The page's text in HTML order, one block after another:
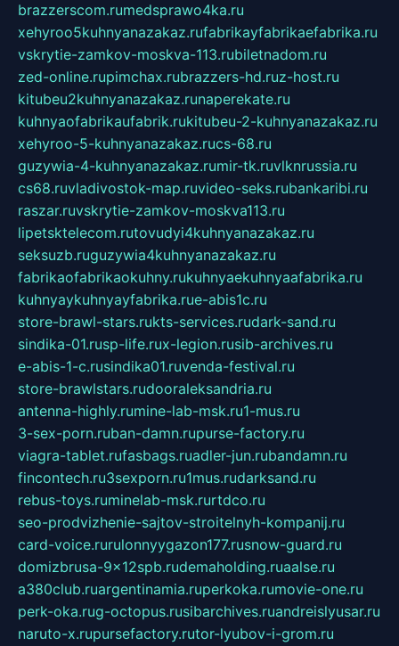
brazzerscom.rumedsprawo4ka.ru
xehyroo5kuhnyanazakaz.rufabrikayfabrikaefabrika.ru
vskrytie-zamkov-moskva-113.rubiletnadom.ru
zed-online.rupimchax.rubrazzers-hd.ruz-host.ru
kitubeu2kuhnyanazakaz.runaperekate.ru
kuhnyaofabrikaufabrik.rukitubeu-2-kuhnyanazakaz.ru
xehyroo-5-kuhnyanazakaz.rucs-68.ru
guzywia-4-kuhnyanazakaz.rumir-tk.ruvlknrussia.ru
cs68.ruvladivostok-map.ruvideo-seks.rubankaribi.ru
raszar.ruvskrytie-zamkov-moskva113.ru
lipetsktelecom.rutovudyi4kuhnyanazakaz.ru
seksuzb.ruguzywia4kuhnyanazakaz.ru
fabrikaofabrikaokuhny.rukuhnyaekuhnyaafabrika.ru
kuhnyaykuhnyayfabrika.rue-abis1c.ru
store-brawl-stars.rukts-services.rudark-sand.ru
sindika-01.rusp-life.rux-legion.rusib-archives.ru
e-abis-1-c.rusindika01.ruvenda-festival.ru
store-brawlstars.rudooraleksandria.ru
antenna-highly.rumine-lab-msk.ru1-mus.ru
3-sex-porn.ruban-damn.rupurse-factory.ru
viagra-tablet.rufasbags.ruadler-jun.rubandamn.ru
fincontech.ru3sexporn.ru1mus.rudarksand.ru
rebus-toys.ruminelab-msk.rurtdco.ru
seo-prodvizhenie-sajtov-stroitelnyh-kompanij.ru
card-voice.rurulonnyygazon177.rusnow-guard.ru
domizbrusa-9x12spb.rudemaholding.ruaalse.ru
a380club.ruargentinamia.ruperkoka.rumovie-one.ru
perk-oka.rug-octopus.rusibarchives.ruandreislyusar.ru
naruto-x.rupursefactory.rutor-lyubov-i-grom.ru